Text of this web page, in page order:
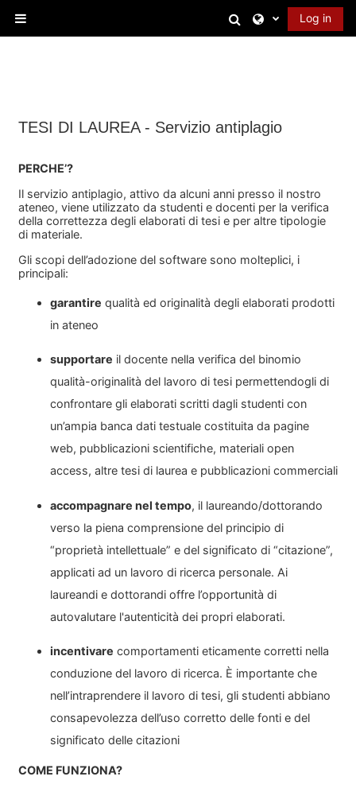
Toggle search
Log in
TESI DI LAUREA - Servizio antiplagio
PERCHE’?
Il servizio antiplagio, attivo da alcuni anni presso il nostro
ateneo, viene utilizzato da studenti e docenti per la verifica
della correttezza degli elaborati di tesi e per altre tipologie
di materiale.
Gli scopi dell’adozione del software sono molteplici, i
principali:
garantire qualità ed originalità degli elaborati prodotti
in ateneo
supportare il docente nella verifica del binomio
qualità-originalità del lavoro di tesi permettendogli di
confrontare gli elaborati scritti dagli studenti con
un’ampia banca dati testuale costituita da pagine
web, pubblicazioni scientifiche, materiali open
access, altre tesi di laurea e pubblicazioni commerciali
accompagnare nel tempo, il laureando/dottorando
verso la piena comprensione del principio di
“proprietà intellettuale” e del significato di “citazione”,
applicati ad un lavoro di ricerca personale. Ai
laureandi e dottorandi offre l’opportunità di
autovalutare l'autenticità dei propri elaborati.
incentivare comportamenti eticamente corretti nella
conduzione del lavoro di ricerca. È importante che
nell’intraprendere il lavoro di tesi, gli studenti abbiano
consapevolezza dell’uso corretto delle fonti e del
significato delle citazioni
COME FUNZIONA?